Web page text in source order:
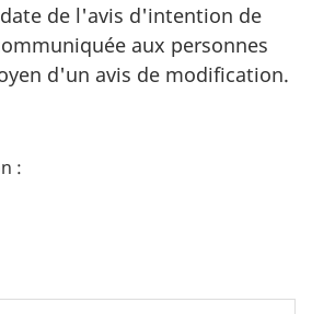
de l'avis d'intention de
aux personnes
d'un avis de modification.